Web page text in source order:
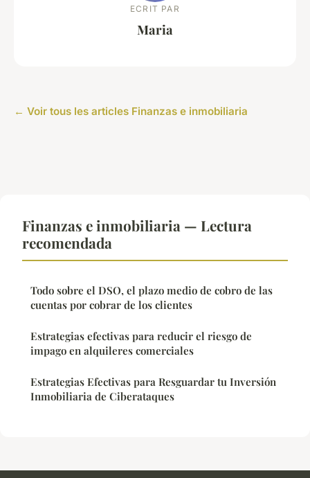
ECRIT PAR
Maria
← Voir tous les articles Finanzas e inmobiliaria
Finanzas e inmobiliaria — Lectura
recomendada
Todo sobre el DSO, el plazo medio de cobro de las
cuentas por cobrar de los clientes
Estrategias efectivas para reducir el riesgo de
impago en alquileres comerciales
Estrategias Efectivas para Resguardar tu Inversión
Inmobiliaria de Ciberataques